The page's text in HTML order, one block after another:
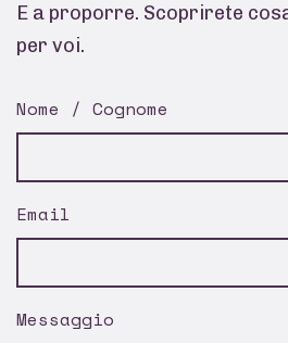
E a proporre. Scoprirete
per voi.
Nome / Cognome
Email
Messaggio